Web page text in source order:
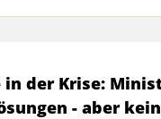
der Krise:
- aber